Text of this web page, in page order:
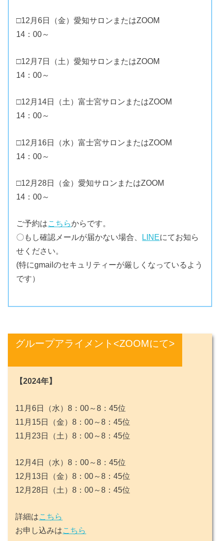
□12月6日（金）愛知サロンまたはZOOM
14：00～
□12月7日（土）愛知サロンまたはZOOM
14：00～
□12月14日（土）富士宮サロンまたはZOOM
14：00～
□12月16日（水）富士宮サロンまたはZOOM
14：00～
□12月28日（金）愛知サロンまたはZOOM
14：00～
ご予約はこちらからです。
〇もし確認メールが届かない場合、 LINEにてお知ら
せください。
(特にgmailのセキュリティーが厳しくなっているよう
です）
グループアライメント<ZOOMにて>
【2024年】
11月6日（水）8：00～8：45位
11月15日（金）8：00～8：45位
11月23日（土）8：00～8：45位
12月4日（水）8：00～8：45位
12月13日（金）8：00～8：45位
12月28日（土）8：00～8：45位
詳細はこちら
お申し込みはこちら